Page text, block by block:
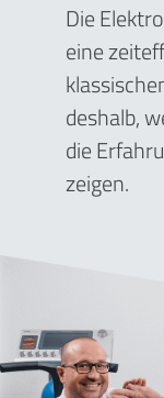
Die
eine
deshalb,
die
zeigen.